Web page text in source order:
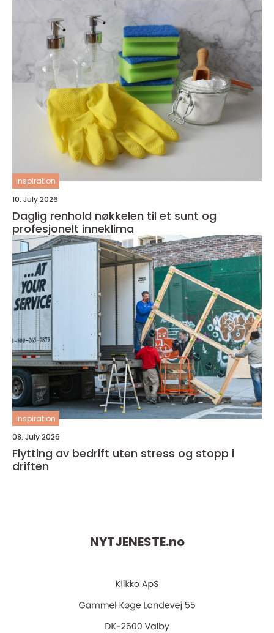
inspiration
10. July 2026
Daglig renhold nøkkelen til et sunt og
profesjonelt inneklima
inspiration
08. July 2026
Flytting av bedrift uten stress og stopp i
driften
NYTJENESTE.no